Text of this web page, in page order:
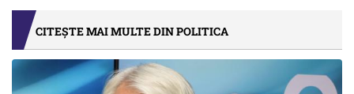
CITEȘTE MAI MULTE DIN POLITICA